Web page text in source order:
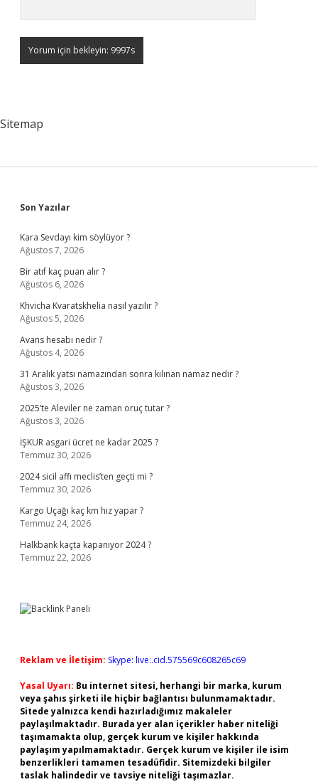
Sitemap
Sidebar
Son Yazılar
Kara Sevdayı kim söylüyor ?
Ağustos 7, 2026
Bir atıf kaç puan alır ?
Ağustos 6, 2026
Khvicha Kvaratskhelia nasıl yazılır ?
Ağustos 5, 2026
Avans hesabı nedir ?
Ağustos 4, 2026
31 Aralık yatsı namazından sonra kılınan namaz nedir ?
Ağustos 3, 2026
2025’te Aleviler ne zaman oruç tutar ?
Ağustos 3, 2026
İŞKUR asgari ücret ne kadar 2025 ?
Temmuz 30, 2026
2024 sicil affı meclis’ten geçti mi ?
Temmuz 30, 2026
Kargo Uçağı kaç km hız yapar ?
Temmuz 24, 2026
Halkbank kaçta kapanıyor 2024 ?
Temmuz 22, 2026
Reklam ve İletişim: Skype: live:.cid.575569c608265c69
Yasal Uyarı: Bu internet sitesi, herhangi bir marka, kurum
veya şahıs şirketi ile hiçbir bağlantısı bulunmamaktadır.
Sitede yalnızca kendi hazırladığımız makaleler
paylaşılmaktadır. Burada yer alan içerikler haber niteliği
taşımamakta olup, gerçek kurum ve kişiler hakkında
paylaşım yapılmamaktadır. Gerçek kurum ve kişiler ile isim
benzerlikleri tamamen tesadüfidir. Sitemizdeki bilgiler
taslak halindedir ve tavsiye niteliği taşımazlar.